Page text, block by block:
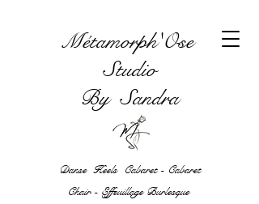
Métamorph'Ose
Studio
By Sandra
Danse Heels Cabaret - Cabaret
Chair - Effeuillage Burlesque